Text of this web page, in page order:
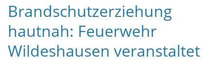
Brandschutzerziehung
hautnah: Feuerwehr
Wildeshausen veranstaltet